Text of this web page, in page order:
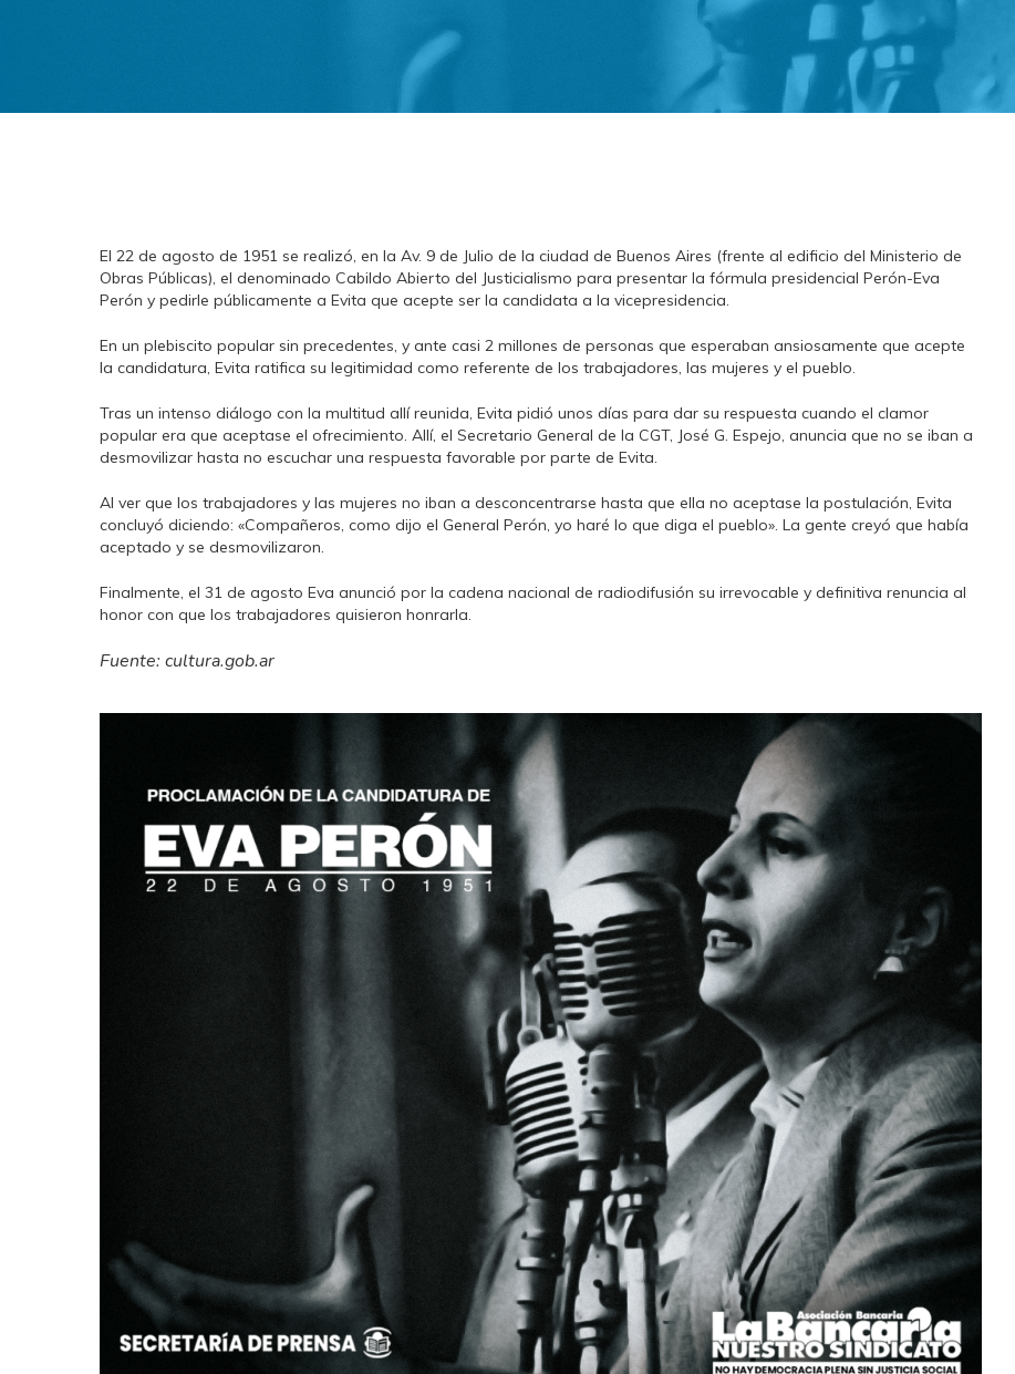
El 22 de agosto de 1951 se realizó, en la Av. 9 de Julio de la ciudad de Buenos Aires (frente al edificio del Ministerio de
Obras Públicas), el denominado Cabildo Abierto del Justicialismo para presentar la fórmula presidencial Perón-Eva
Perón y pedirle públicamente a Evita que acepte ser la candidata a la vicepresidencia.
En un plebiscito popular sin precedentes, y ante casi 2 millones de personas que esperaban ansiosamente que acepte
la candidatura, Evita ratifica su legitimidad como referente de los trabajadores, las mujeres y el pueblo.
Tras un intenso diálogo con la multitud allí reunida, Evita pidió unos días para dar su respuesta cuando el clamor
popular era que aceptase el ofrecimiento. Allí, el Secretario General de la CGT, José G. Espejo, anuncia que no se iban a
desmovilizar hasta no escuchar una respuesta favorable por parte de Evita.
Al ver que los trabajadores y las mujeres no iban a desconcentrarse hasta que ella no aceptase la postulación, Evita
concluyó diciendo: «Compañeros, como dijo el General Perón, yo haré lo que diga el pueblo». La gente creyó que había
aceptado y se desmovilizaron.
Finalmente, el 31 de agosto Eva anunció por la cadena nacional de radiodifusión su irrevocable y definitiva renuncia al
honor con que los trabajadores quisieron honrarla.
Fuente: cultura.gob.ar